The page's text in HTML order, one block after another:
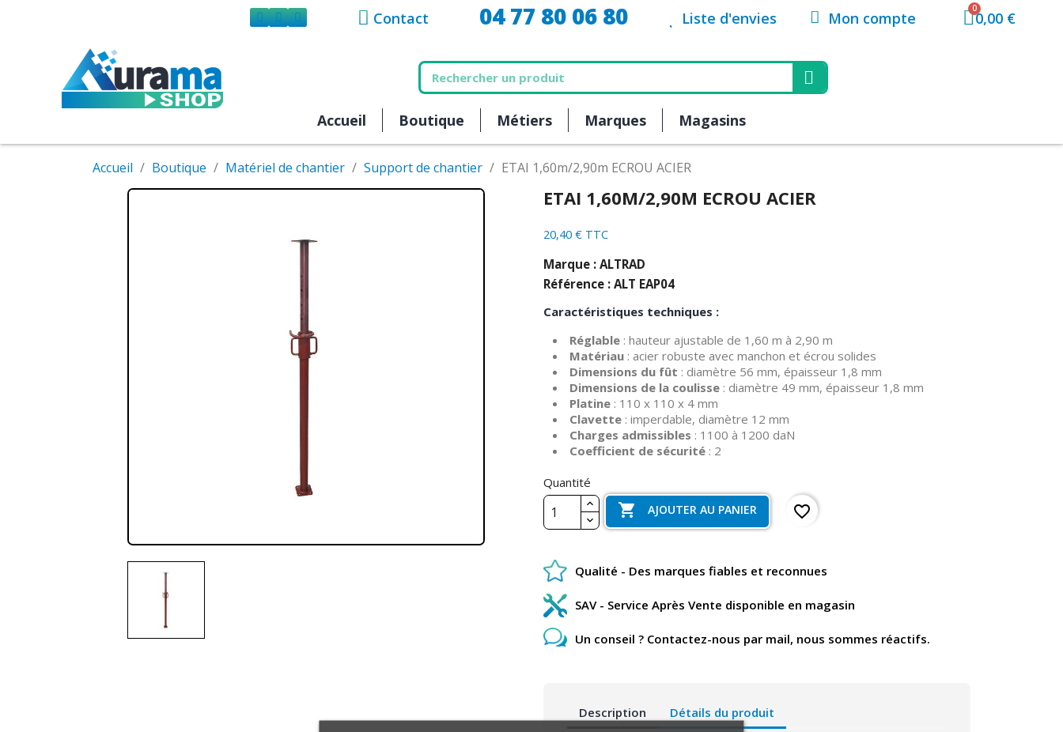
Contact 04 77 80 06 80 Liste d'envies Mon compte 0,00 €
Accueil Boutique Métiers Marques Magasins
Accueil Boutique Matériel de chantier Support de chantier ETAI 1,60m/2,90m ECROU ACIER
ETAI 1,60M/2,90M ECROU ACIER
20,40 € TTC
Marque : ALTRAD
Référence : ALT EAP04
Caractéristiques techniques :
Réglable : hauteur ajustable de 1,60 m à 2,90 m
Matériau : acier robuste avec manchon et écrou solides
Dimensions du fût : diamètre 56 mm, épaisseur 1,8 mm
Dimensions de la coulisse : diamètre 49 mm, épaisseur 1,8 mm
Platine : 110 x 110 x 4 mm
Clavette : imperdable, diamètre 12 mm
Charges admissibles : 1100 à 1200 daN
Coefficient de sécurité : 2
Quantité
 AJOUTER AU PANIER favorite_border
Qualité - Des marques fiables et reconnues
SAV - Service Après Vente disponible en magasin
Un conseil ? Contactez-nous par mail, nous sommes réactifs.
Description Détails du produit